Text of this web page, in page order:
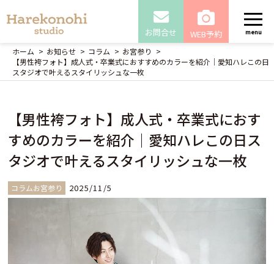
お問合せ WEB予約 menu
ホーム お知らせ コラム
お宮参り
【男性袴フォト】成人式・卒業式におすすめのカラーを紹介｜愛知ハレこの日
スタジオで叶えるスタイリッシュな一枚
【男性袴フォト】成人式・卒業式におす
すめのカラーを紹介｜愛知ハレこの日ス
タジオで叶えるスタイリッシュな一枚
コラムお宮参り 2025/11/5